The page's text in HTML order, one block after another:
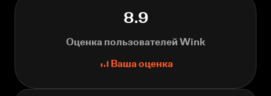
8.9
Оценка пользователей Wink
Ваша оценка